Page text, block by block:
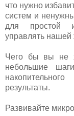
что нужно
систем и
для простой
управлять нашей
Чего бы вы не
небольшие
результаты.
Развивайте